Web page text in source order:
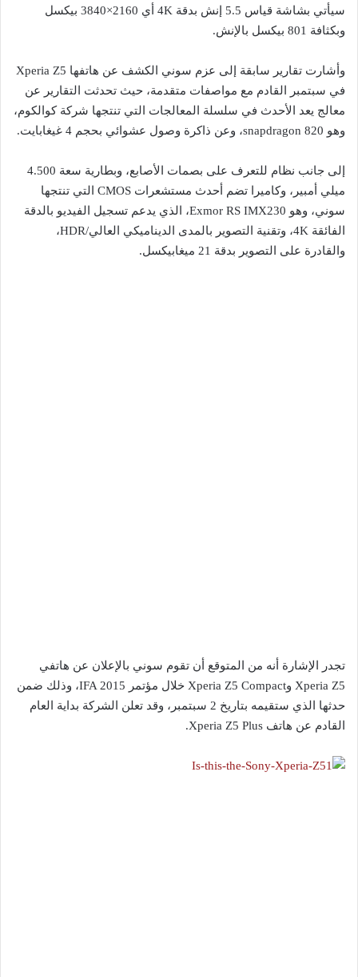
سيأتي بشاشة قياس 5.5 إنش بدقة 4K أي 2160×3840 بيكسل
وبكثافة 801 بيكسل بالإنش.
وأشارت تقارير سابقة إلى عزم سوني الكشف عن هاتفها Xperia Z5
في سبتمبر القادم مع مواصفات متقدمة، حيث تحدثت التقارير عن
معالج يعد الأحدث في سلسلة المعالجات التي تنتجها شركة كوالكوم،
وهو snapdragon 820، وعن ذاكرة وصول عشوائي بحجم 4 غيغابايت.
إلى جانب نظام للتعرف على بصمات الأصابع، وبطارية سعة 4.500
ميلي أمبير، وكاميرا تضم أحدث مستشعرات CMOS التي تنتجها
سوني، وهو Exmor RS IMX230، الذي يدعم تسجيل الفيديو بالدقة
الفائقة 4K، وتقنية التصوير بالمدى الديناميكي العالي/HDR،
والقادرة على التصوير بدقة 21 ميغابيكسل.
تجدر الإشارة أنه من المتوقع أن تقوم سوني بالإعلان عن هاتفي
Xperia Z5 وXperia Z5 Compact خلال مؤتمر IFA 2015، وذلك ضمن
حدثها الذي ستقيمه بتاريخ 2 سبتمبر، وقد تعلن الشركة بداية العام
القادم عن هاتف Xperia Z5 Plus.